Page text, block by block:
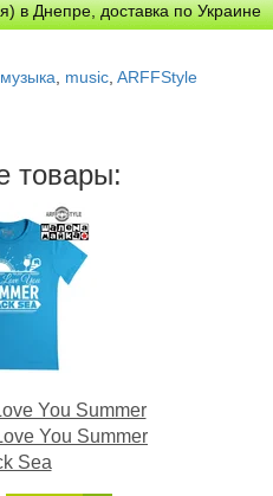
в Днепре, доставка по Украине
музыка music, ARFFStyle
товары:
You Summer
You Summer
Sea